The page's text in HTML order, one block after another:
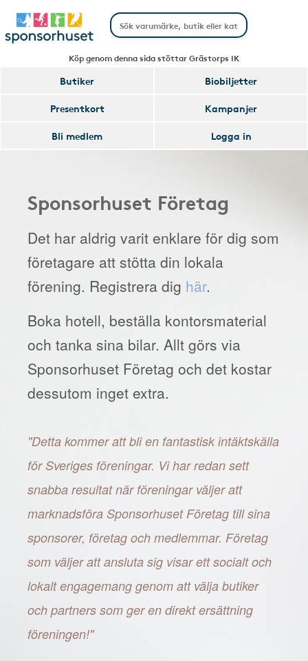
Köp genom denna sida stöttar Grästorps IK
Butiker
Biobiljetter
Presentkort
Kampanjer
Bli medlem
Logga in
Sponsorhuset Företag
Det har aldrig varit enklare för dig som
företagare att stötta din lokala
förening. Registrera dig här.
Boka hotell, beställa kontorsmaterial
och tanka sina bilar. Allt görs via
Sponsorhuset Företag och det kostar
dessutom inget extra.
"Detta kommer att bli en fantastisk intäktskälla
för Sveriges föreningar. Vi har redan sett
snabba resultat när föreningar väljer att
marknadsföra Sponsorhuset Företag till sina
sponsorer, företag och medlemmar. Företag
som väljer att ansluta sig visar ett socialt och
lokalt engagemang genom att välja butiker
och partners som ger en direkt ersättning
föreningen!"